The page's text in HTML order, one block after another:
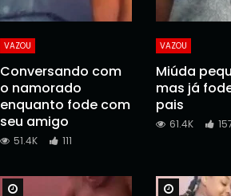
VAZOU
Conversando com
o namorado
enquanto fode com
seu amigo
51.4K 111
VAZOU
Miúda
mas já
pais
61.4K
Watch Later Watch